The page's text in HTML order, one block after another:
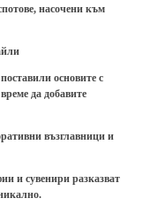
насочени към
основите с
да добавите
възглавници и
и сувенири разказват